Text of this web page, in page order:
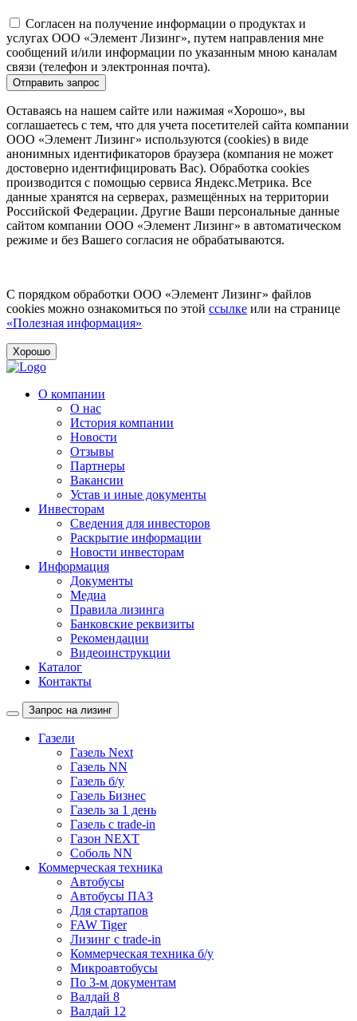
Согласен на получение информации о продуктах и
услугах ООО «Элемент Лизинг», путем направления мне
сообщений и/или информации по указанным мною каналам
связи (телефон и электронная почта).
Отправить запрос
Оставаясь на нашем сайте или нажимая «Хорошо», вы
соглашаетесь с тем, что для учета посетителей сайта компании
ООО «Элемент Лизинг» используются (cookies) в виде
анонимных идентификаторов браузера (компания не может
достоверно идентифицировать Вас). Обработка cookies
производится с помощью сервиса Яндекс.Метрика. Все
данные хранятся на серверах, размещённых на территории
Российской Федерации. Другие Ваши персональные данные
сайтом компании ООО «Элемент Лизинг» в автоматическом
режиме и без Вашего согласия не обрабатываются.
С порядком обработки ООО «Элемент Лизинг» файлов
cookies можно ознакомиться по этой ссылке или на странице
«Полезная информация»
Хорошо
О компании
О нас
История компании
Новости
Отзывы
Партнеры
Вакансии
Устав и иные документы
Инвесторам
Сведения для инвесторов
Раскрытие информации
Новости инвесторам
Информация
Документы
Медиа
Правила лизинга
Банковские реквизиты
Рекомендации
Видеоинструкции
Каталог
Контакты
Запрос на лизинг
Газели
Газель Next
Газель NN
Газель б/у
Газель Бизнес
Газель за 1 день
Газель с trade-in
Газон NEXT
Соболь NN
Коммерческая техника
Автобусы
Автобусы ПАЗ
Для стартапов
FAW Tiger
Лизинг с trade-in
Коммерческая техника б/у
Микроавтобусы
По 3-м документам
Валдай 8
Валдай 12